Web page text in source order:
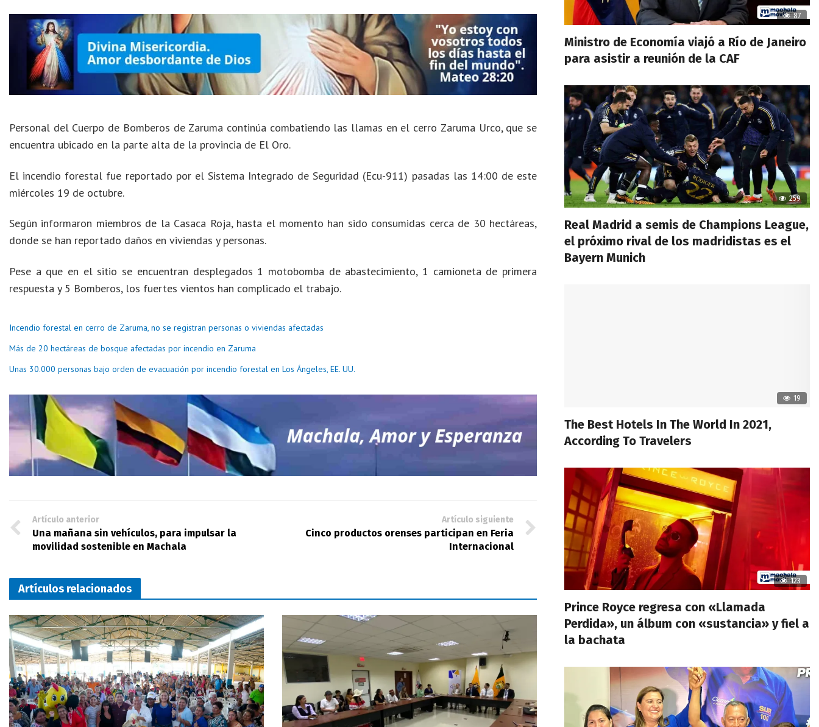
Personal del Cuerpo de Bomberos de Zaruma continúa combatiendo las llamas en el cerro Zaruma Urco, que se
encuentra ubicado en la parte alta de la provincia de El Oro.
El incendio forestal fue reportado por el Sistema Integrado de Seguridad (Ecu-911) pasadas las 14:00 de este
miércoles 19 de octubre.
Según informaron miembros de la Casaca Roja, hasta el momento han sido consumidas cerca de 30 hectáreas,
donde se han reportado daños en viviendas y personas.
Pese a que en el sitio se encuentran desplegados 1 motobomba de abastecimiento, 1 camioneta de primera
respuesta y 5 Bomberos, los fuertes vientos han complicado el trabajo.
Incendio forestal en cerro de Zaruma, no se registran personas o viviendas afectadas
Más de 20 hectáreas de bosque afectadas por incendio en Zaruma
Unas 30.000 personas bajo orden de evacuación por incendio forestal en Los Ángeles, EE. UU.
Artículo anterior
Una mañana sin vehículos, para impulsar la
movilidad sostenible en Machala
Artículo siguiente
Cinco productos orenses participan en Feria
Internacional
Artículos relacionados
87
Ministro de Economía viajó a Río de Janeiro
para asistir a reunión de la CAF
259
Real Madrid a semis de Champions League,
el próximo rival de los madridistas es el
Bayern Munich
19
The Best Hotels In The World In 2021,
According To Travelers
123
Prince Royce regresa con «Llamada
Perdida», un álbum con «sustancia» y fiel a
la bachata